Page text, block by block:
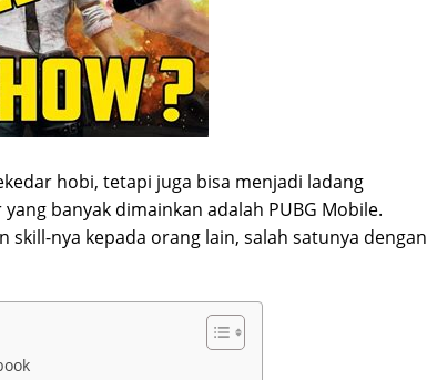
hobi, tetapi juga bisa menjadi ladang
banyak dimainkan adalah PUBG Mobile.
skill-nya kepada orang lain, salah satunya dengan